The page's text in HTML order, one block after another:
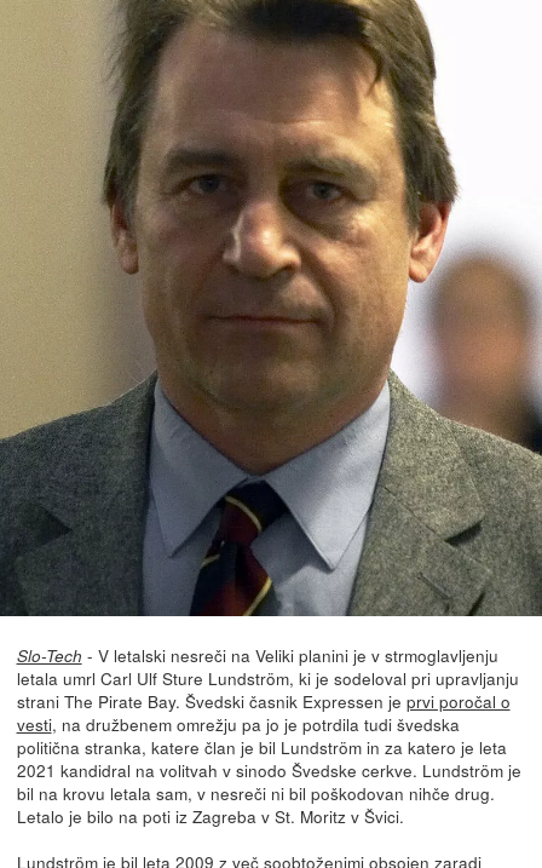
Slo-Tech - V letalski nesreči na Veliki planini je v strmoglavljenju
letala umrl Carl Ulf Sture Lundström, ki je sodeloval pri upravljanju
strani The Pirate Bay. Švedski časnik Expressen je prvi poročal o
vesti, na družbenem omrežju pa jo je potrdila tudi švedska
politična stranka, katere član je bil Lundström in za katero je leta
2021 kandidral na volitvah v sinodo Švedske cerkve. Lundström je
bil na krovu letala sam, v nesreči ni bil poškodovan nihče drug.
Letalo je bilo na poti iz Zagreba v St. Moritz v Švici.
Lundström je bil leta 2009 z več soobtoženimi obsojen zaradi